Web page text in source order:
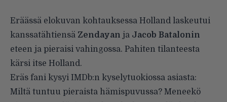
Eräässä elokuvan kohtauksessa Holland laskeutui
kanssatähtiensä Zendayan ja Jacob Batalonin
eteen ja pieraisi vahingossa. Pahiten tilanteesta
kärsi itse Holland.
Eräs fani kysyi IMDb:n kyselytuokiossa asiasta:
Miltä tuntuu pieraista hämispuvussa? Meneekö